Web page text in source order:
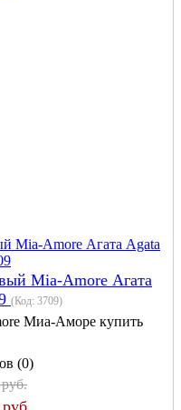
Mia-Amore Агата
(Код: 3709)
Миа-Аморе купить
(0)